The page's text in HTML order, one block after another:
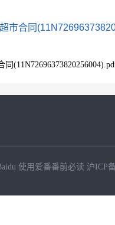
市合同
使用爱番番前必读 沪ICP